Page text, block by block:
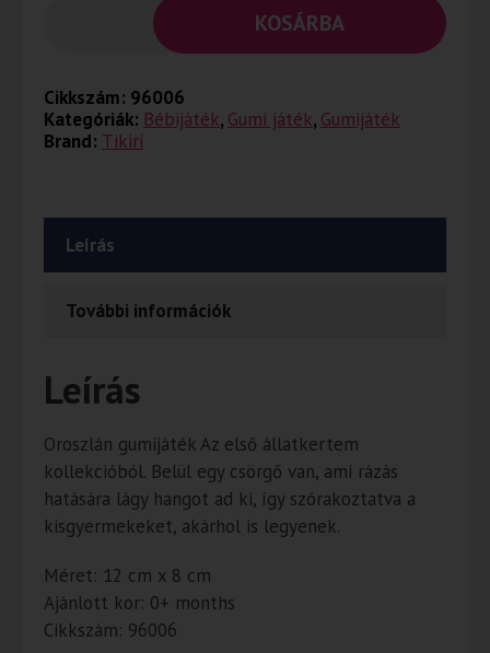
KOSÁRBA
Cikkszám: 96006
Kategóriák: Bébijáték, Gumi játék, Gumijáték
Brand: Tikiri
Leírás
További információk
Leírás
Oroszlán gumijáték Az első állatkertem
kollekcióból. Belül egy csörgő van, ami rázás
hatására lágy hangot ad ki, így szórakoztatva a
kisgyermekeket, akárhol is legyenek.
Méret: 12 cm x 8 cm
Ajánlott kor: 0+ months
Cikkszám: 96006